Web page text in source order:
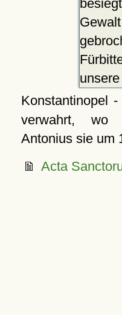
Konstantinopel
verwahrt, wo
Antonius sie um
Acta